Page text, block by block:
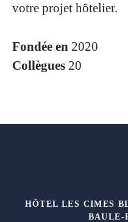
votre projet hôtelier.
Fondée en 2020
Collègues 20
HÔTEL LES CIMES
BAULE-